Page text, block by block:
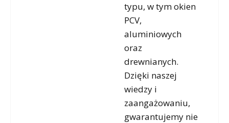
typu, w tym okien
PCV,
aluminiowych
oraz
drewnianych.
Dzięki naszej
wiedzy i
zaangażowaniu,
gwarantujemy nie